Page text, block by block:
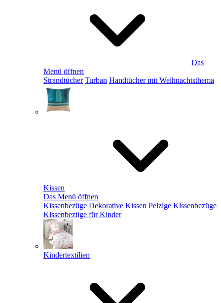
Das
Menü öffnen
Strandtücher Turban Handtücher mit Weihnachtsthema
Kissen
Das Menü öffnen
Kissenbezüge Dekorative Kissen Pelzige Kissenbezüge
Kissenbezüge für Kinder
Kindertextilien